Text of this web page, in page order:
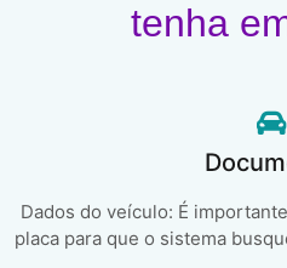
tenha
Dados do veículo: É
placa para que o sistema